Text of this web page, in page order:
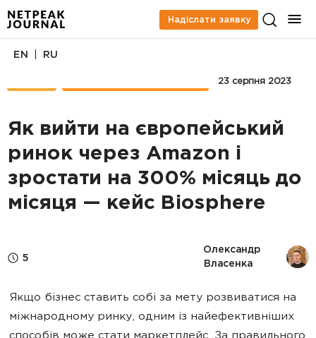
Надіслати заявку
23 серпня 2023
EN RU
Як вийти на європейський
ринок через Amazon і
зростати на 300% місяць до
місяця — кейс Biosphere
5
Олександр
Власенка
Якщо бізнес ставить собі за мету розвиватися на
міжнародному ринку, одним із найефективніших